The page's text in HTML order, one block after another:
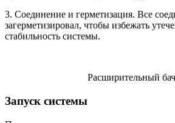
3. Соединение и герметизация. Все
загерметизировал, чтобы избежать
стабильность системы.
Расширительный
Запуск системы